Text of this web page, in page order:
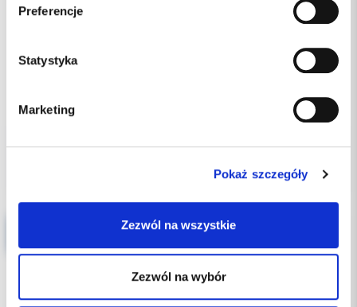
Preferencje
Statystyka
Marketing
Pokaż szczegóły
Zezwól na wszystkie
Zezwól na wybór